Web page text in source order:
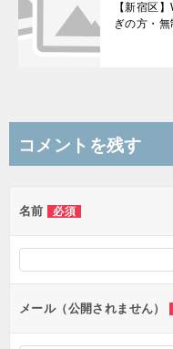
【新宿区
ぎの方・無
コメントを残す
名前 必須
メール（公開されません）